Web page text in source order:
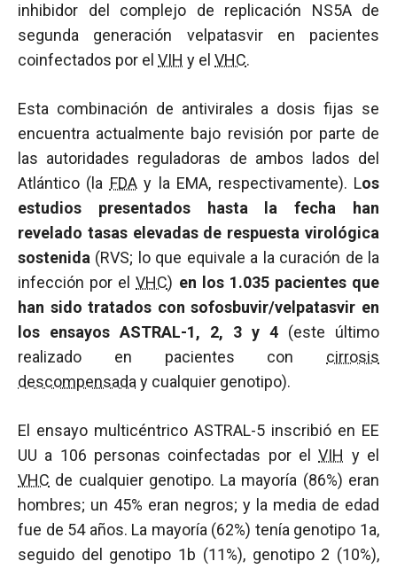
inhibidor del complejo de replicación NS5A de
segunda generación velpatasvir en pacientes
coinfectados por el VIH y el VHC.
Esta combinación de antivirales a dosis fijas se
encuentra actualmente bajo revisión por parte de
las autoridades reguladoras de ambos lados del
Atlántico (la FDAy la EMA, respectivamente). Los
estudios presentados hasta la fecha han
revelado tasas elevadas de respuesta virológica
sostenida (RVS; lo que equivale a la curación de la
infección por elVHC) en los 1.035 pacientes que
han sido tratados con sofosbuvir/velpatasvir en
los ensayos ASTRAL-1, 2, 3 y 4 (este último
realizado en pacientes con cirrosis
descompensada y cualquier genotipo).
El ensayo multicéntrico ASTRAL-5 inscribió en EE
UU a 106 personas coinfectadas por elVIH y el
VHC de cualquier genotipo. La mayoría (86%) eran
hombres; un 45% eran negros; y la media de edad
fue de 54 años. La mayoría (62%) tenía genotipo 1a,
seguido del genotipo 1b (11%), genotipo 2 (10%),